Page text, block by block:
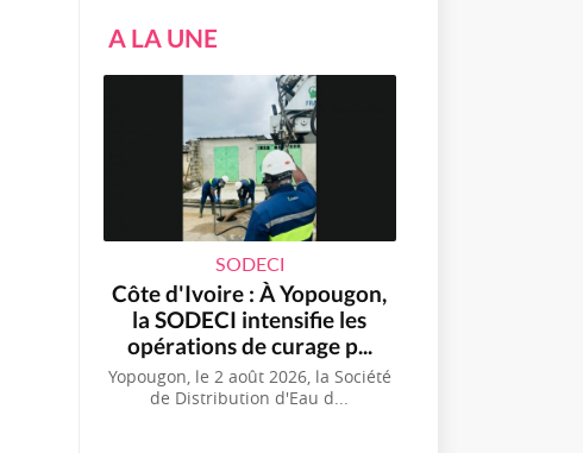
A LA UNE
SODECI
Côte d'Ivoire : À Yopougon,
la SODECI intensifie les
opérations de curage p...
Yopougon, le 2 août 2026, la Société
de Distribution d'Eau d...